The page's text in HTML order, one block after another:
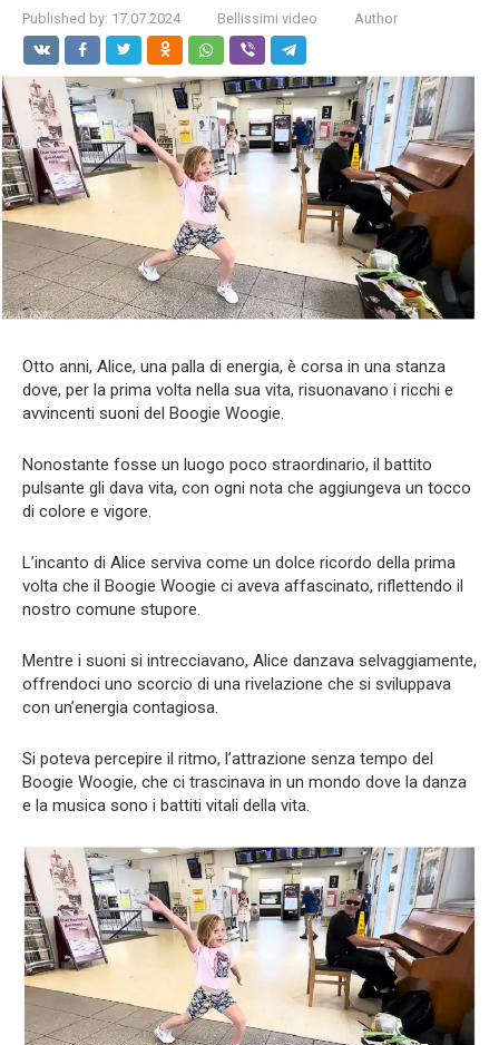
Published by: 17.07.2024 Bellissimi video Author
Otto anni, Alice, una palla di energia, è corsa in una stanza
dove, per la prima volta nella sua vita, risuonavano i ricchi e
avvincenti suoni del Boogie Woogie.
Nonostante fosse un luogo poco straordinario, il battito
pulsante gli dava vita, con ogni nota che aggiungeva un tocco
di colore e vigore.
L’incanto di Alice serviva come un dolce ricordo della prima
volta che il Boogie Woogie ci aveva affascinato, riflettendo il
nostro comune stupore.
Mentre i suoni si intrecciavano, Alice danzava selvaggiamente,
offrendoci uno scorcio di una rivelazione che si sviluppava
con un’energia contagiosa.
Si poteva percepire il ritmo, l’attrazione senza tempo del
Boogie Woogie, che ci trascinava in un mondo dove la danza
e la musica sono i battiti vitali della vita.